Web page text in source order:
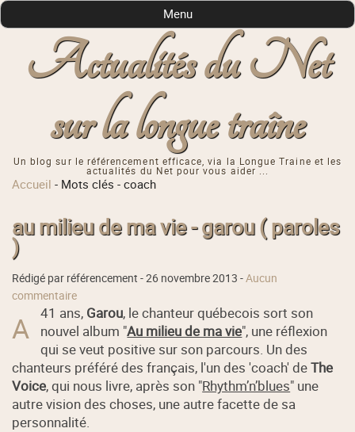
Actualités du Net
sur la longue traîne
Un blog sur le référencement efficace, via la Longue Traine et les
actualités du Net pour vous aider ...
Menu
Accueil - Mots clés -coach
au milieu de ma vie - garou ( paroles
)
Rédigé par référencement -26 novembre 2013 -Aucun
commentaire
A 41 ans, Garou, le chanteur québecois sort son
nouvel album "Au milieu de ma vie", une réflexion
qui se veut positive sur son parcours. Un des
chanteurs préféré des français, l'un des 'coach' deThe
Voice, qui nous livre, après son "Rhythm’n’blues" une
autre vision des choses, une autre facette de sa
personnalité.